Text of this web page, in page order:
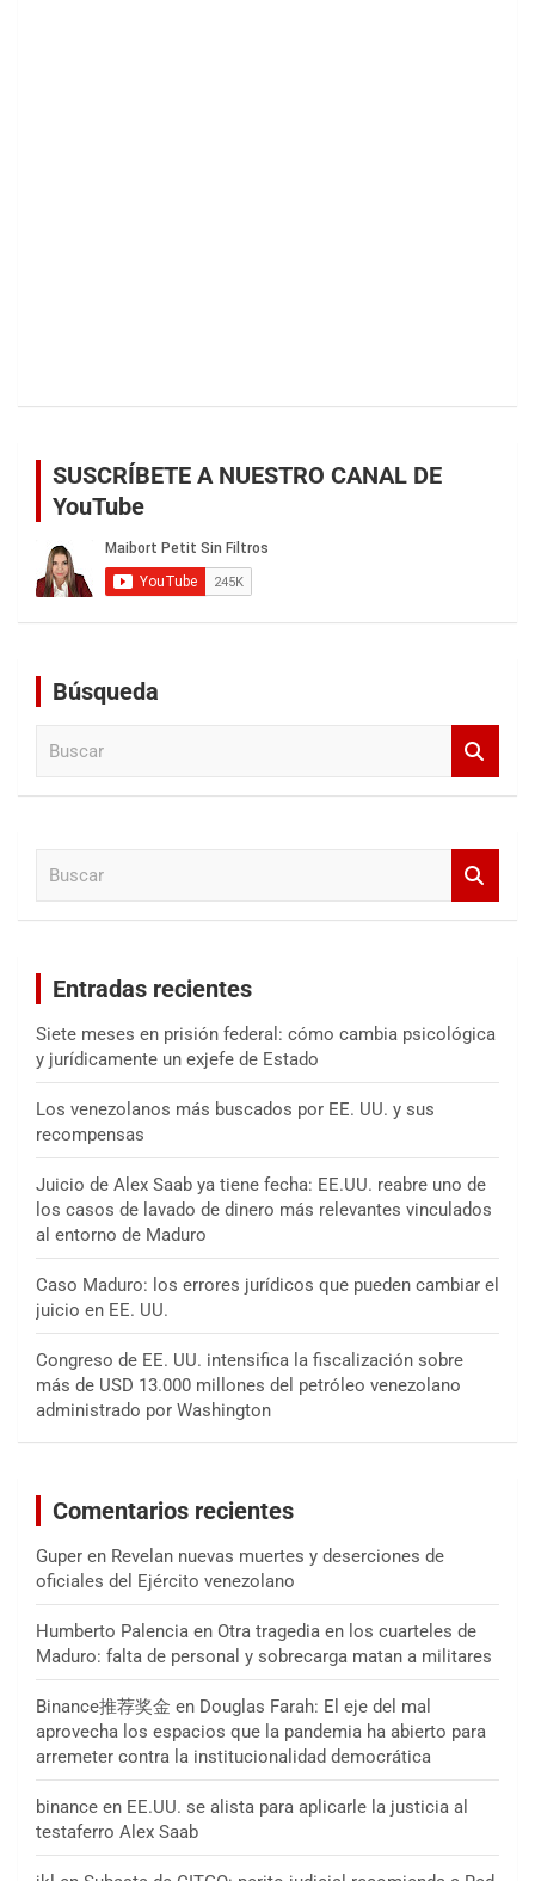
SUSCRÍBETE A NUESTRO CANAL DE
YouTube
Búsqueda
Entradas recientes
Siete meses en prisión federal: cómo cambia psicológica
y jurídicamente un exjefe de Estado
Los venezolanos más buscados por EE. UU. y sus
recompensas
Juicio de Alex Saab ya tiene fecha: EE.UU. reabre uno de
los casos de lavado de dinero más relevantes vinculados
al entorno de Maduro
Caso Maduro: los errores jurídicos que pueden cambiar el
juicio en EE. UU.
Congreso de EE. UU. intensifica la fiscalización sobre
más de USD 13.000 millones del petróleo venezolano
administrado por Washington
Comentarios recientes
Guper en Revelan nuevas muertes y deserciones de
oficiales del Ejército venezolano
Humberto Palencia en Otra tragedia en los cuarteles de
Maduro: falta de personal y sobrecarga matan a militares
Binance推荐奖金 en Douglas Farah: El eje del mal
aprovecha los espacios que la pandemia ha abierto para
arremeter contra la institucionalidad democrática
binance en EE.UU. se alista para aplicarle la justicia al
testaferro Alex Saab